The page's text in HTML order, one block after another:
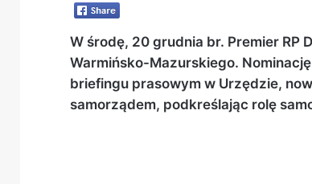
W środę, 20 grudnia br. Premier RP
Warmińsko-Mazurskiego.
briefingu prasowym w Urzędzie,
samorządem, podkreślając rolę